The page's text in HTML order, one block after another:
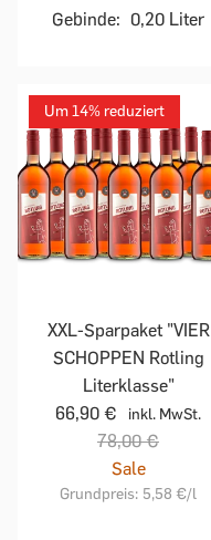
Gebinde: 0,20 Liter
Um 14% reduziert
XXL-Sparpaket "VIER
SCHOPPEN Rotling
Literklasse"
66,90 €
inkl. MwSt.
78,00 €
Sale
Grundpreis: 5,58 €/l